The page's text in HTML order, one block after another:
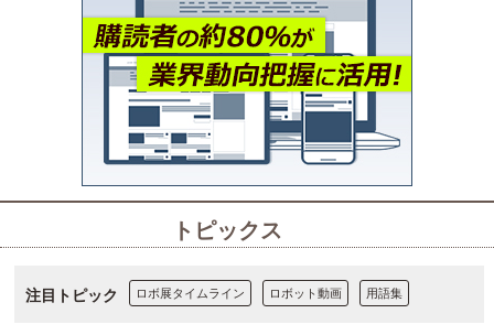
トピックス
注目トピック ロボ展タイムライン ロボット動画 用語集